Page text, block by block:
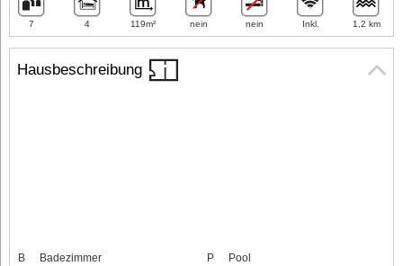
Hausbeschreibung
B
Badezimmer
P
Pool
7 4 119m² nein nein Inkl. 1,2 km